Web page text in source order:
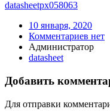
datasheetpx058063
10 января, 2020
Комментариев нет
Администратор
datasheet
Добавить
Для отправки